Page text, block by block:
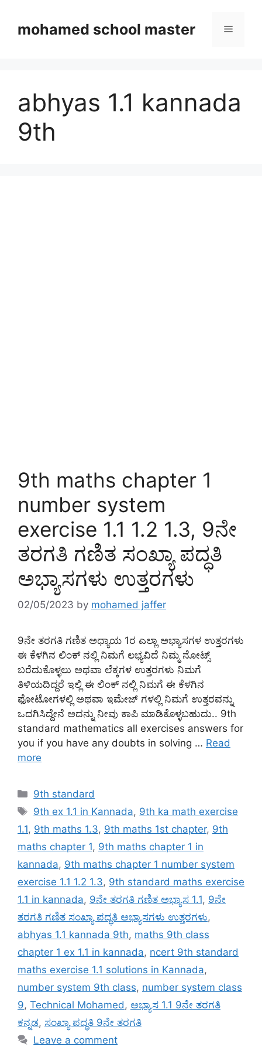
contentmohamed school master Menu
abhyas 1.1 kannada
9th
9th maths chapter 1
number system
exercise 1.1 1.2 1.3, 9ನೇ
ತರಗತಿ ಗಣಿತ ಸಂಖ್ಯಾ ಪದ್ಧತಿ
ಅಭ್ಯಾಸಗಳು ಉತ್ತರಗಳು
02/05/2023 by mohamed jaffer
9ನೇ ತರಗತಿ ಗಣಿತ ಅಧ್ಯಾಯ 1ರ ಎಲ್ಲಾ ಅಭ್ಯಾಸಗಳ ಉತ್ತರಗಳು
ಈ ಕೆಳಗಿನ ಲಿಂಕ್ ನಲ್ಲಿ ನಿಮಗೆ ಲಭ್ಯವಿದೆ ನಿಮ್ಮ ನೋಟ್ಸ್
ಬರೆದುಕೊಳ್ಳಲು ಅಥವಾ ಲೆಕ್ಕಗಳ ಉತ್ತರಗಳು ನಿಮಗೆ
ತಿಳಿಯದಿದ್ದರೆ ಇಲ್ಲಿ ಈ ಲಿಂಕ್ ನಲ್ಲಿ ನಿಮಗೆ ಈ ಕೆಳಗಿನ
ಫೋಟೋಗಳಲ್ಲಿ ಅಥವಾ ಇಮೇಜ್ ಗಳಲ್ಲಿ ನಿಮಗೆ ಉತ್ತರವನ್ನು
ಒದಗಿಸಿದ್ದೇನೆ ಅದನ್ನು ನೀವು ಕಾಪಿ ಮಾಡಿಕೊಳ್ಳಬಹುದು.. 9th
standard mathematics all exercises answers for
you if you have any doubts in solving … Read
more
Categories
9th standard
Tags
9th ex 1.1 in Kannada, 9th ka math exercise
1.1, 9th maths 1.3, 9th maths 1st chapter, 9th
maths chapter 1, 9th maths chapter 1 in
kannada, 9th maths chapter 1 number system
exercise 1.1 1.2 1.3, 9th standard maths exercise
1.1 in kannada, 9ನೇ ತರಗತಿ ಗಣಿತ ಅಭ್ಯಾಸ 1.1, 9ನೇ
ತರಗತಿ ಗಣಿತ ಸಂಖ್ಯಾ ಪದ್ಧತಿ ಅಭ್ಯಾಸಗಳು ಉತ್ತರಗಳು,
abhyas 1.1 kannada 9th, maths 9th class
chapter 1 ex 1.1 in kannada, ncert 9th standard
maths exercise 1.1 solutions in Kannada,
number system 9th class, number system class
9, Technical Mohamed , ಅಭ್ಯಾಸ 1.1 9ನೇ ತರಗತಿ
ಕನ್ನಡ, ಸಂಖ್ಯಾ ಪದ್ಧತಿ 9ನೇ ತರಗತಿ
Leave a comment